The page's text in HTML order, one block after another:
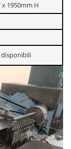
x 1950mm H